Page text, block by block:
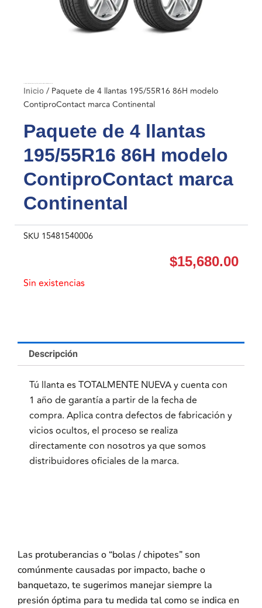
Inicio/ Paquete de 4 llantas 195/55R16 86H modelo
ContiproContact marca Continental
Paquete de 4 llantas
195/55R16 86H modelo
ContiproContact marca
Continental
SKU 15481540006
$15,680.00
Sin existencias
Descripción
Tú llanta es TOTALMENTE NUEVA y cuenta con
1 año de garantía a partir de la fecha de
compra. Aplica contra defectos de fabricación y
vicios ocultos, el proceso se realiza
directamente con nosotros ya que somos
distribuidores oficiales de la marca.
Las protuberancias o “bolas / chipotes” son
comúnmente causadas por impacto, bache o
banquetazo, te sugerimos manejar siempre la
presión óptima para tu medida tal como se indica en